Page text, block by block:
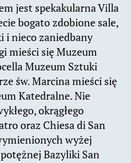
jest spekakularna Villa
bogato zdobione sale,
i nieco zaniedbany
mieści się Muzeum
Muzeum Sztuki
św. Marcina mieści się
Katedralne. Nie
okrągłego
oraz Chiesa di San
wyżej
Bazyliki San